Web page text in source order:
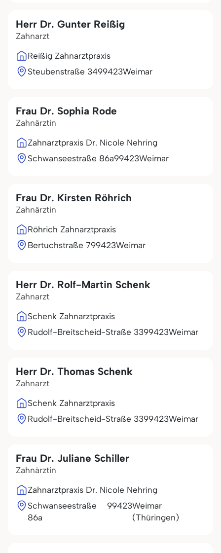
Herr Dr. Gunter Reißig
Zahnarzt
Reißig Zahnarztpraxis
Steubenstraße 3499423Weimar
Frau Dr. Sophia Rode
Zahnärztin
Zahnarztpraxis Dr. Nicole Nehring
Schwanseestraße 86a99423Weimar
Frau Dr. Kirsten Röhrich
Zahnärztin
Röhrich Zahnarztpraxis
Bertuchstraße 799423Weimar
Herr Dr. Rolf-Martin Schenk
Zahnarzt
Schenk Zahnarztpraxis
Rudolf-Breitscheid-Straße 3399423Weimar
Herr Dr. Thomas Schenk
Zahnarzt
Schenk Zahnarztpraxis
Rudolf-Breitscheid-Straße 3399423Weimar
Frau Dr. Juliane Schiller
Zahnärztin
Zahnarztpraxis Dr. Nicole Nehring
Schwanseestraße
86a
99423Weimar
(Thüringen)